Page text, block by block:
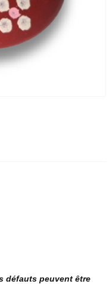
défauts peuvent être